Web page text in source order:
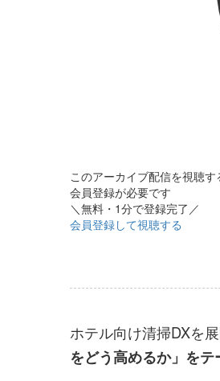
このアーカイブ配信を視聴す
会員登録が必要です
＼無料・1分で登録完了／
会員登録して視聴する
ホテル向け清掃DXを
をどう高めるか」をテ